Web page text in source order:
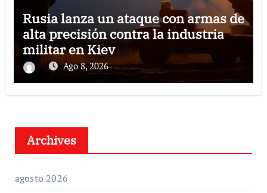
Rusia lanza un ataque con armas de
alta precisión contra la industria
militar en Kiev
Ago 8, 2026
Archives
agosto 2026